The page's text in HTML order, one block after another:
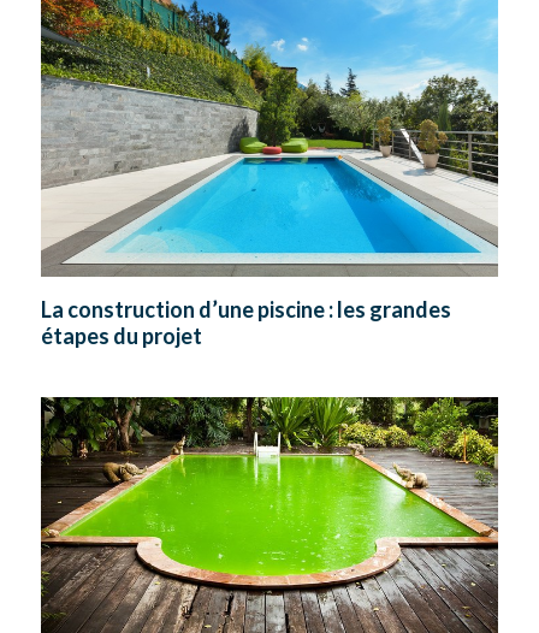
La construction d’une piscine : les grandes
étapes du projet